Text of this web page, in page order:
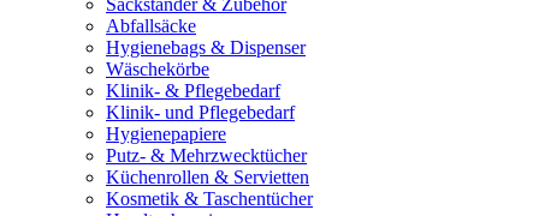
Sackständer & Zubehör
Abfallsäcke
Hygienebags & Dispenser
Wäschekörbe
Klinik- & Pflegebedarf
Klinik- und Pflegebedarf
Hygienepapiere
Putz- & Mehrzwecktücher
Küchenrollen & Servietten
Kosmetik & Taschentücher